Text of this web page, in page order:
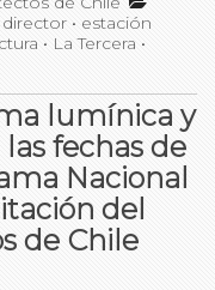
director • estación
• La Tercera •
lumínica y
fechas de
Nacional
del
de Chile